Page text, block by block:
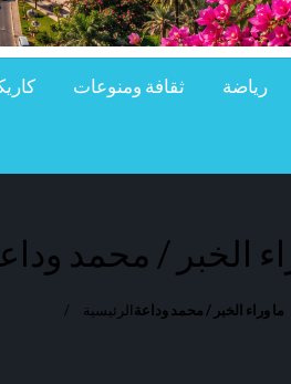
رياضة ثقافة ومنوعات
الخبر / محمد
الرئيسية ما وراء الخبر / محمد وداعة